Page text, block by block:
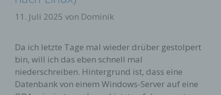
11. Juli 2025 von Dominik
Da ich letzte Tage mal wieder drüber gestolpert
bin, will ich das eben schnell mal
niederschreiben. Hintergrund ist, dass eine
Datenbank von einem Windows-Server auf eine